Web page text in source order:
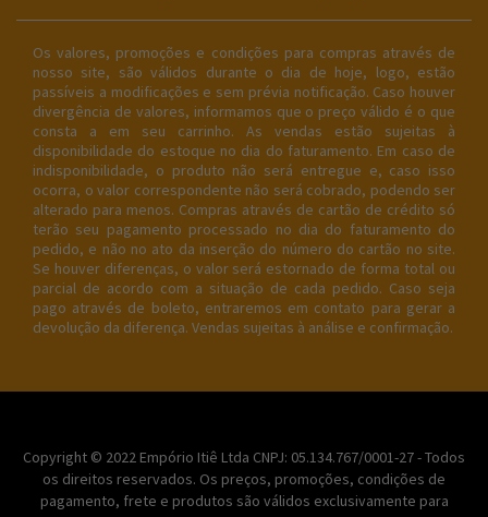
Os valores, promoções e condições para compras através de
nosso site, são válidos durante o dia de hoje, logo, estão
passíveis a modificações e sem prévia notificação. Caso houver
divergência de valores, informamos que o preço válido é o que
consta a em seu carrinho. As vendas estão sujeitas à
disponibilidade do estoque no dia do faturamento. Em caso de
indisponibilidade, o produto não será entregue e, caso isso
ocorra, o valor correspondente não será cobrado, podendo ser
alterado para menos. Compras através de cartão de crédito só
terão seu pagamento processado no dia do faturamento do
pedido, e não no ato da inserção do número do cartão no site.
Se houver diferenças, o valor será estornado de forma total ou
parcial de acordo com a situação de cada pedido. Caso seja
pago através de boleto, entraremos em contato para gerar a
devolução da diferença. Vendas sujeitas à análise e confirmação.
Copyright © 2022 Empório Itiê Ltda CNPJ: 05.134.767/0001-27 - Todos
os direitos reservados. Os preços, promoções, condições de
pagamento, frete e produtos são válidos exclusivamente para